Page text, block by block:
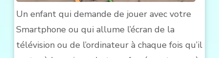
Un enfant qui demande de jouer avec votre
Smartphone ou qui allume l’écran de la
télévision ou de l’ordinateur à chaque fois qu’il